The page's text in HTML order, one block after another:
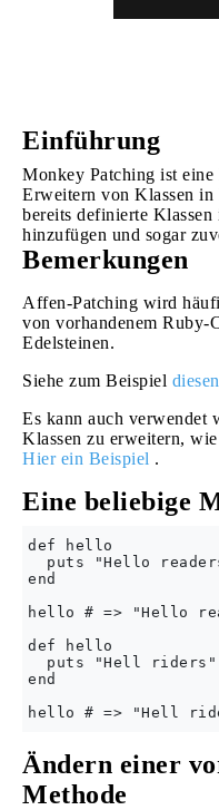
Einführung
Monkey Patching ist
Erweitern von Klassen
bereits definierte
hinzufügen und sogar
Bemerkungen
Affen-Patching wird
von vorhandenem Ruby-
Edelsteinen.
Siehe zum Beispiel
Es kann auch verwendet
Klassen zu erweitern,
Hier ein Beispiel .
Eine beliebige
def hello
puts "Hello
end
hello # => "Hello
def hello
  puts "Hell riders"
end
Ändern einer
Methode